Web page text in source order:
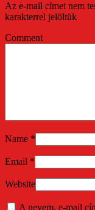
Az e-mail címet nem
karakterrel jelöltük
Comment
Name *
Email *
Website
A nevem, e-mail